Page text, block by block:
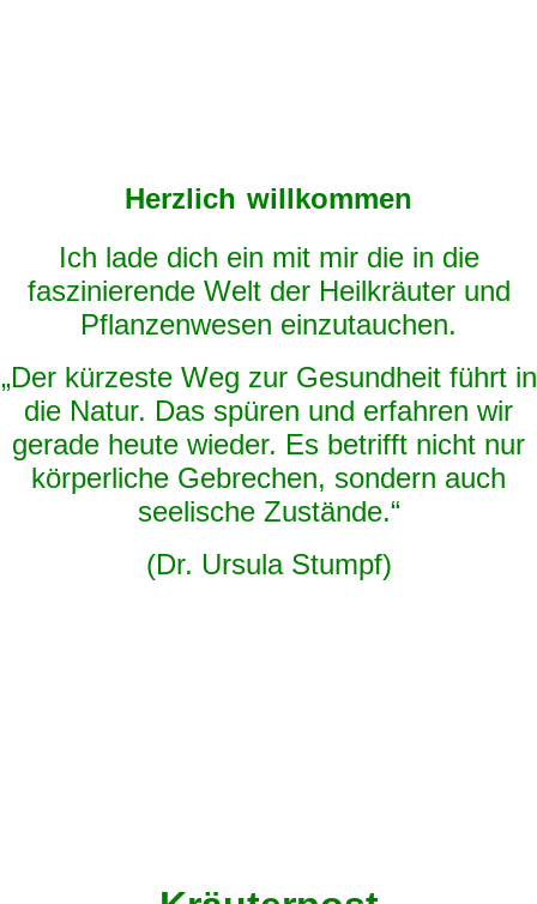
Herzlich willkommen
Ich lade dich ein mit mir die in die
faszinierende Welt der Heilkräuter und
Pflanzenwesen einzutauchen.
„Der kürzeste Weg zur Gesundheit führt in
die Natur. Das spüren und erfahren wir
gerade heute wieder. Es betrifft nicht nur
körperliche Gebrechen, sondern auch
seelische Zustände.“
(Dr. Ursula Stumpf)